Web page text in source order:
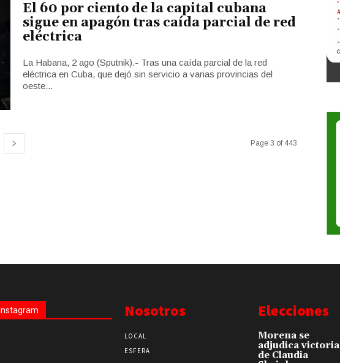
El 60 por ciento de la capital cubana
sigue en apagón tras caída parcial de red
eléctrica
La Habana, 2 ago (Sputnik).- Tras una caída parcial de la red
eléctrica en Cuba, que dejó sin servicio a varias provincias del
oeste...
Page 3 of 443
Instagram Nosotros
LOCAL
ESFERA
Elecciones
Morena se
adjudica victoria
de Claudia